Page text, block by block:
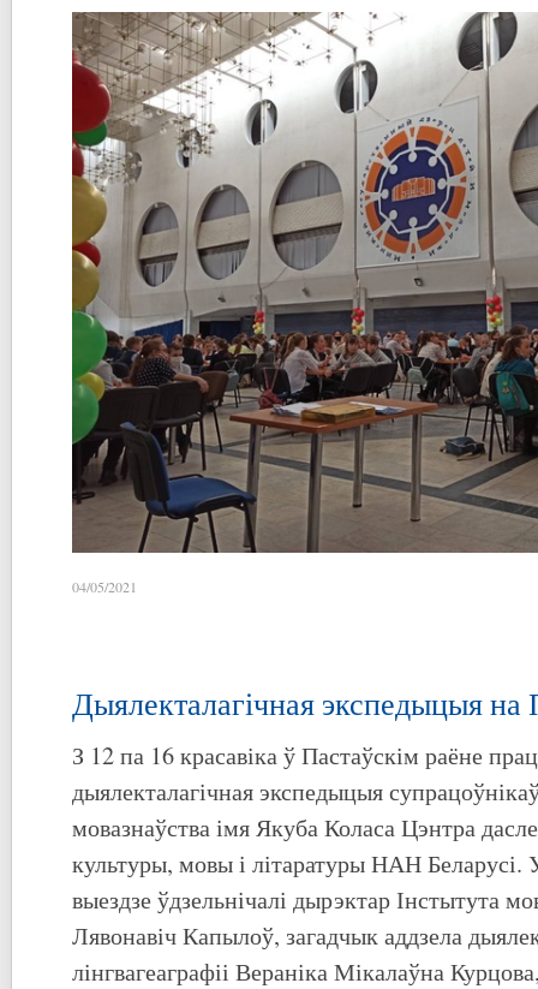
04/05/2021
Дыялекталагічная экспедыцыя
З 12 па 16 красавіка ў Пастаўскім раёне
дыялекталагічная экспедыцыя
мовазнаўства імя Якуба Коласа Цэнтра
культуры, мовы і літаратуры НАН
выездзе ўдзельнічалі дырэктар Інстытута
Лявонавіч Капылоў, загадчык аддзела
лінгвагеаграфіі Вераніка Мікалаўна